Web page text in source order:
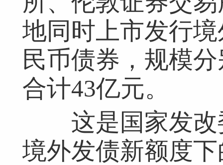
地同时上市发行
民币债券，规模
合计43亿元。
这是国家发改
境外发债新额度